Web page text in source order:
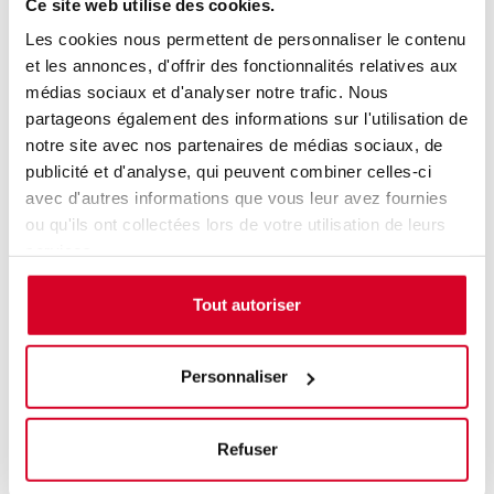
Ce site web utilise des cookies.
Les cookies nous permettent de personnaliser le contenu
et les annonces, d'offrir des fonctionnalités relatives aux
médias sociaux et d'analyser notre trafic. Nous
partageons également des informations sur l'utilisation de
notre site avec nos partenaires de médias sociaux, de
publicité et d'analyse, qui peuvent combiner celles-ci
avec d'autres informations que vous leur avez fournies
ou qu'ils ont collectées lors de votre utilisation de leurs
Tout autoriser
Personnaliser
Refuser
Autorité de Santé, il fonde en 2006 Bon Usage Conseil
pour accompagner les industries de santé dans leurs
projets qualité et réglementaires. Il compte plus de
trente ans d'expérience auprès des clients, dont vingt
avec une offre de formation, audit et conseil en
particulier sur des sujets de l'information
promotionnelle. Il est membre des groupes de travail
de différents groupements comme l'AFAR.
Prochaines sessions
18/11/26 → 18/11/26 Présentiel
Charte de l’Information
Promotionnelle (IP) : référentiel de certification et
préparation aux audits (conformité & qualité)
PARIS
Accès aux personnes en situation de handicap :